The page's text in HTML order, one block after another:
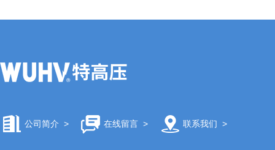
公司简介 > 在线留言> 联系我们 >